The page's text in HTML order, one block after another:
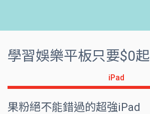
學習娛樂平板只要$0起
iPad
果粉絕不能錯過的超強iPad